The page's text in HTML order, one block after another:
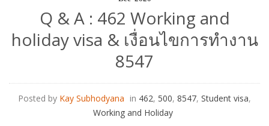
Q & A : 462 Working and
holiday visa & เงื่อนไขการทำงาน
8547
Posted by Kay Subhodyana in 462, 500, 8547, Student visa,
Working and Holiday